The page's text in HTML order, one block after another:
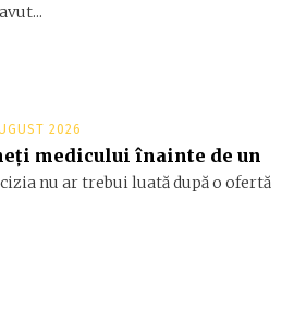
2026
medicului înainte de un
nu ar trebui luată după o ofertă